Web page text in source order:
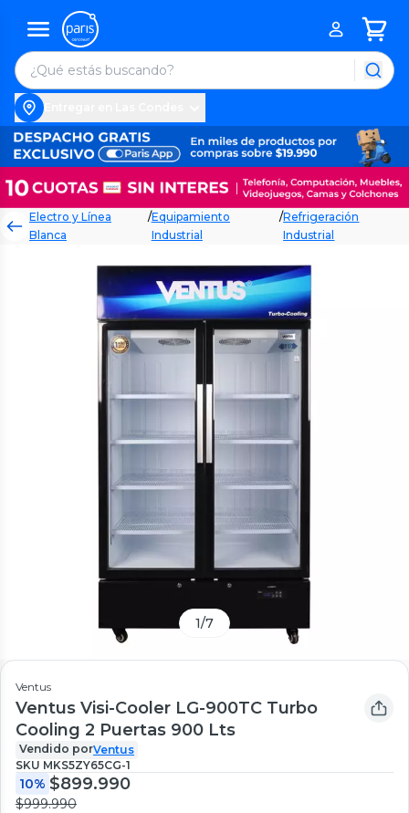
Electro y Línea
Blanca
/Equipamiento
Industrial
/Refrigeración
Industrial
1/7
Ventus
Ventus Visi-Cooler LG-900TC Turbo
Cooling 2 Puertas 900 Lts
Vendido porVentus
SKU MKS5ZY65CG-1
10% $899.990
$999.990